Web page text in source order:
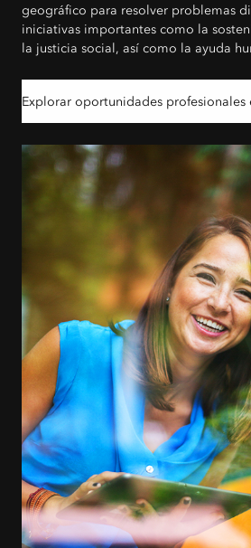
geográfico para resolver problemas
iniciativas importantes como la
la justicia social, así como la ayuda
Explorar oportunidades profesionales